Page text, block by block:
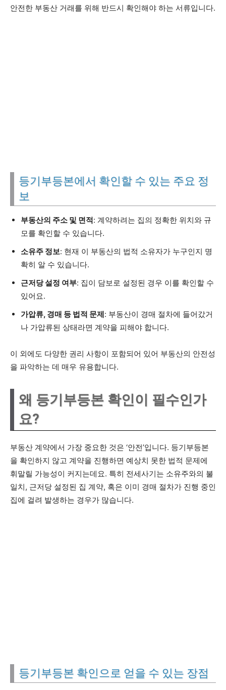
안전한 부동산 거래를 위해 반드시 확인해야 하는 서류입니다.
등기부등본에서 확인할 수 있는 주요 정
보
부동산의 주소 및 면적: 계약하려는 집의 정확한 위치와 규
모를 확인할 수 있습니다.
소유주 정보: 현재 이 부동산의 법적 소유자가 누구인지 명
확히 알 수 있습니다.
근저당 설정 여부: 집이 담보로 설정된 경우 이를 확인할 수
있어요.
가압류, 경매 등 법적 문제: 부동산이 경매 절차에 들어갔거
나 가압류된 상태라면 계약을 피해야 합니다.
이 외에도 다양한 권리 사항이 포함되어 있어 부동산의 안전성
을 파악하는 데 매우 유용합니다.
왜 등기부등본 확인이 필수인가
요?
부동산 계약에서 가장 중요한 것은 ‘안전’입니다. 등기부등본
을 확인하지 않고 계약을 진행하면 예상치 못한 법적 문제에
휘말릴 가능성이 커지는데요. 특히 전세사기는 소유주와의 불
일치, 근저당 설정된 집 계약, 혹은 이미 경매 절차가 진행 중인
집에 걸려 발생하는 경우가 많습니다.
등기부등본 확인으로 얻을 수 있는 장점